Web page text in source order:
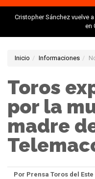
Cristopher Sánchez vuelve
en
Inicio Informaciones
Toros
por la
madre
Por Prensa Toros del